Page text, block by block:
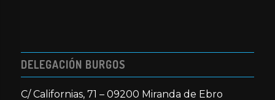
DELEGACIÓN BURGOS
C/ Californias, 71 – 09200 Miranda de Ebro